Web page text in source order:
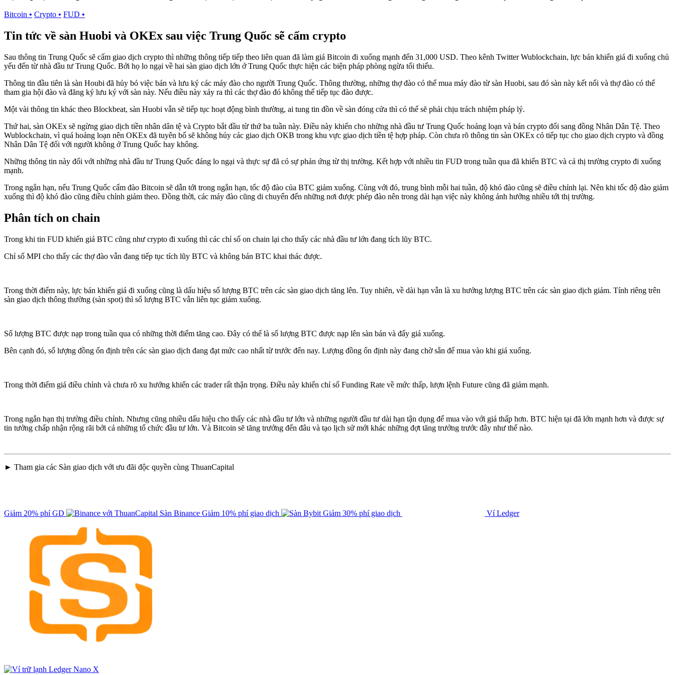
Bitcoin • Crypto • FUD •
Tin tức về sàn Huobi và OKEx sau việc Trung Quốc sẽ cấm crypto
Sau thông tin Trung Quốc sẽ cấm giao dịch crypto thì những thông tiếp tiếp theo liên quan đã làm giá Bitcoin đi xuống mạnh đến 31,000 USD. Theo kênh Twitter Wublockchain, lực bán khiến giá đi xuống chủ
yếu đến từ nhà đầu tư Trung Quốc. Bởi họ lo ngại về hai sàn giao dịch lớn ở Trung Quốc thực hiện các biện pháp phòng ngừa tối thiểu.
Thông tin đầu tiên là sàn Houbi đã hủy bỏ việc bán và lưu ký các máy đào cho người Trung Quốc. Thông thường, những thợ đào có thể mua máy đào từ sàn Huobi, sau đó sàn này kết nối và thợ đào có thể
tham gia hội đào và đăng ký lưu ký với sàn này. Nếu điều này xảy ra thì các thợ đào đó không thể tiếp tục đào được.
Một vài thông tin khác theo Blockbeat, sàn Huobi vẫn sẽ tiếp tục hoạt động bình thường, ai tung tin đồn về sàn đóng cửa thì có thể sẽ phải chịu trách nhiệm pháp lý.
Thứ hai, sàn OKEx sẽ ngừng giao dịch tiền nhân dân tệ và Crypto bắt đầu từ thứ ba tuần này. Điều này khiến cho những nhà đầu tư Trung Quốc hoảng loạn và bán crypto đổi sang đồng Nhân Dân Tệ. Theo
Wublockchain, vì quá hoảng loạn nên OKEx đã tuyên bố sẽ không hủy các giao dịch OKB trong khu vực giao dịch tiền tệ hợp pháp. Còn chưa rõ thông tin sàn OKEx có tiếp tục cho giao dịch crypto và đồng
Nhân Dân Tệ đối với người không ở Trung Quốc hay không.
Những thông tin này đối với những nhà đầu tư Trung Quốc đáng lo ngại và thực sự đã có sự phản ứng từ thị trường. Kết hợp với nhiều tin FUD trong tuần qua đã khiến BTC và cả thị trường crypto đi xuống
mạnh.
Trong ngắn hạn, nếu Trung Quốc cấm đào Bitcoin sẽ dẫn tới trong ngắn hạn, tốc độ đào của BTC giảm xuống. Cùng với đó, trung bình mỗi hai tuần, độ khó đào cũng sẽ điều chỉnh lại. Nên khi tốc độ đào giảm
xuống thì độ khó đào cũng điều chỉnh giảm theo. Đồng thời, các máy đào cũng di chuyển đến những nơi được phép đào nên trong dài hạn việc này không ảnh hưởng nhiều tới thị trường.
Phân tích on chain
Trong khi tin FUD khiến giá BTC cũng như crypto đi xuống thì các chỉ số on chain lại cho thấy các nhà đầu tư lớn đang tích lũy BTC.
Chỉ số MPI cho thấy các thợ đào vẫn đang tiếp tục tích lũy BTC và không bán BTC khai thác được.
Trong thời điểm này, lực bán khiến giá đi xuống cũng là dấu hiệu số lượng BTC trên các sàn giao dịch tăng lên. Tuy nhiên, về dài hạn vẫn là xu hướng lượng BTC trên các sàn giao dịch giảm. Tính riêng trên
sàn giao dịch thông thường (sàn spot) thì số lượng BTC vẫn liên tục giảm xuống.
Số lượng BTC được nạp trong tuần qua có những thời điểm tăng cao. Đây có thể là số lượng BTC được nạp lên sàn bán và đẩy giá xuống.
Bên cạnh đó, số lượng đồng ổn định trên các sàn giao dịch đang đạt mức cao nhất từ trước đến nay. Lượng đồng ổn định này đang chờ sẵn để mua vào khi giá xuống.
Trong thời điểm giá điều chỉnh và chưa rõ xu hướng khiến các trader rất thận trọng. Điều này khiến chỉ số Funding Rate về mức thấp, lượn lệnh Future cũng đã giảm mạnh.
Trong ngắn hạn thị trường điều chỉnh. Nhưng cũng nhiều dấu hiệu cho thấy các nhà đầu tư lớn và những người đầu tư dài hạn tận dụng để mua vào với giá thấp hơn. BTC hiện tại đã lớn mạnh hơn và được sự
tin tưởng chấp nhận rộng rãi bởi cả những tổ chức đầu tư lớn. Và Bitcoin sẽ tăng trưởng đến đâu và tạo lịch sử mới khác những đợt tăng trưởng trước đây như thế nào.
► Tham gia các Sàn giao dịch với ưu đãi độc quyền cùng ThuanCapital
Giảm 20% phí GD Sàn Binance Giảm 10% phí giao dịch Giảm 30% phí giao dịch Ví Ledger